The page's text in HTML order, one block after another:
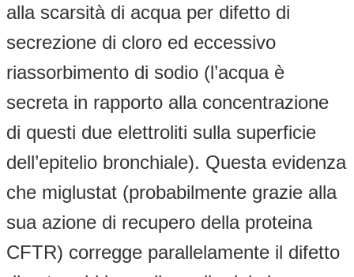
alla scarsità di acqua per difetto di
secrezione di cloro ed eccessivo
riassorbimento di sodio (l’acqua è
secreta in rapporto alla concentrazione
di questi due elettroliti sulla superficie
dell’epitelio bronchiale). Questa evidenza
che miglustat (probabilmente grazie alla
sua azione di recupero della proteina
CFTR) corregge parallelamente il difetto